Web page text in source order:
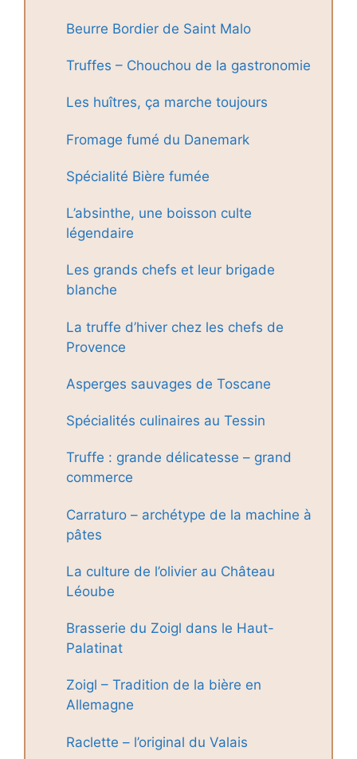
Beurre Bordier de Saint Malo
Truffes – Chouchou de la gastronomie
Les huîtres, ça marche toujours
Fromage fumé du Danemark
Spécialité Bière fumée
L’absinthe, une boisson culte
légendaire
Les grands chefs et leur brigade
blanche
La truffe d’hiver chez les chefs de
Provence
Asperges sauvages de Toscane
Spécialités culinaires au Tessin
Truffe : grande délicatesse – grand
commerce
Carraturo – archétype de la machine à
pâtes
La culture de l’olivier au Château
Léoube
Brasserie du Zoigl dans le Haut-
Palatinat
Zoigl – Tradition de la bière en
Allemagne
Raclette – l’original du Valais